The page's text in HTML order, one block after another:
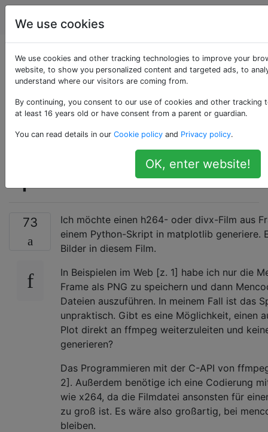
Programmierung
Generieren von
Filmen aus Python,
ohne einzelne
Frames in Dateien zu
73
Ich möchte einen h264- oder divx-Film aus
einem Python-Skript in matplotlib generiere.
Bilder in diesem Film.
In Beispielen im Web [z. 1] habe ich nur die
Frame als PNG zu speichern und dann
Dateien auszuführen. In meinem Fall ist das
unpraktisch. Gibt es eine Möglichkeit, einen
Plot direkt an ffmpeg weiterzuleiten und
generieren?
Das Programmieren mit der C-API von
2]. Außerdem benötige ich eine Codierung
wie x264, da die Filmdatei ansonsten für
zu groß ist. Es wäre also großartig, bei
bleiben.
We use cookies
We use cookies and other tracking technologies to improve your
website, to show you personalized content and targeted ads, to
understand where our visitors are coming from.
By continuing, you consent to our use of cookies and other tracking
at least 16 years old or have consent from a parent or guardian.
You can read details in our Cookie policy and Privacy policy.
OK, enter website!